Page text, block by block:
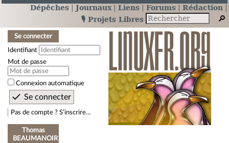
Dépêches Journaux Liens Forums
Rédaction
🎙️ Projets Libres
Se connecter
Identifiant
Mot de passe
Connexion automatique
Pas de compte ? S’inscrire…
Thomas
BEAUMANOIR